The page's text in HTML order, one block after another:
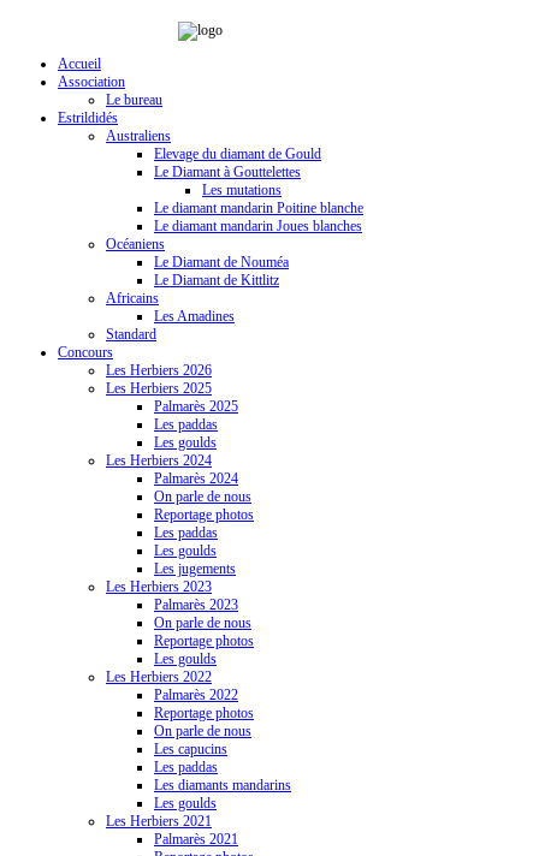
Accueil
Association
Le bureau
Estrildidés
Australiens
Elevage du diamant de Gould
Le Diamant à Gouttelettes
Les mutations
Le diamant mandarin Poitine blanche
Le diamant mandarin Joues blanches
Océaniens
Le Diamant de Nouméa
Le Diamant de Kittlitz
Africains
Les Amadines
Standard
Concours
Les Herbiers 2026
Les Herbiers 2025
Palmarès 2025
Les paddas
Les goulds
Les Herbiers 2024
Palmarès 2024
On parle de nous
Reportage photos
Les paddas
Les goulds
Les jugements
Les Herbiers 2023
Palmarès 2023
On parle de nous
Reportage photos
Les goulds
Les Herbiers 2022
Palmarès 2022
Reportage photos
On parle de nous
Les capucins
Les paddas
Les diamants mandarins
Les goulds
Les Herbiers 2021
Palmarès 2021